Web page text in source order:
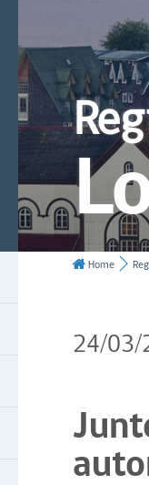
Home
24/